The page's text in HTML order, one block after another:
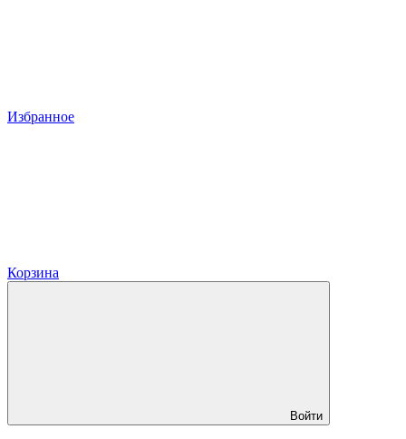
Избранное
Корзина
Войти